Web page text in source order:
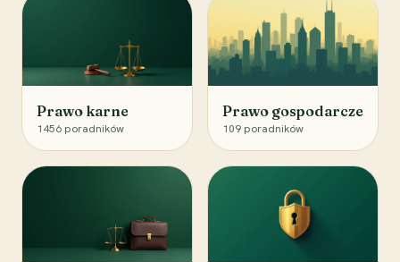
Prawo karne
1456 poradników
Prawo gospodarcze
109 poradników